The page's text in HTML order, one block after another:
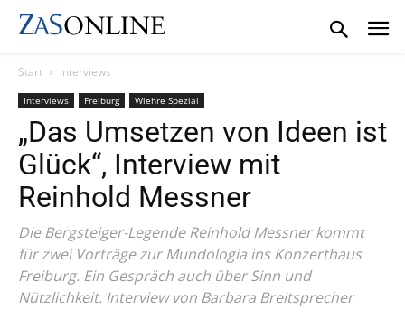
Start Interviews
Interviews Freiburg Wiehre Spezial
„Das Umsetzen von Ideen ist
Glück“, Interview mit
Reinhold Messner
Die Bergsteiger-Legende Reinhold Messner kommt
für zwei Vorträge zur Mundologia ins Konzerthaus
Freiburg. Ein Gespräch auch über Sinn und
Nützlichkeit. Interview von Barbara Breitsprecher